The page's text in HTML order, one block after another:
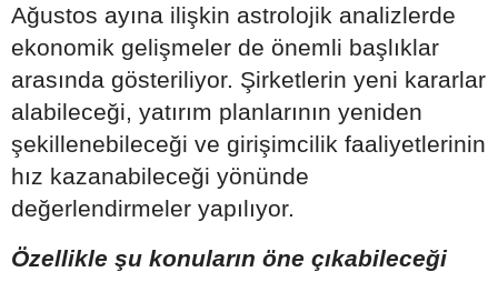
Ağustos ayına ilişkin astrolojik analizlerde
ekonomik gelişmeler de önemli başlıklar
arasında gösteriliyor. Şirketlerin yeni kararlar
alabileceği, yatırım planlarının yeniden
şekillenebileceği ve girişimcilik faaliyetlerinin
hız kazanabileceği yönünde
değerlendirmeler yapılıyor.
Özellikle şu konuların öne çıkabileceği